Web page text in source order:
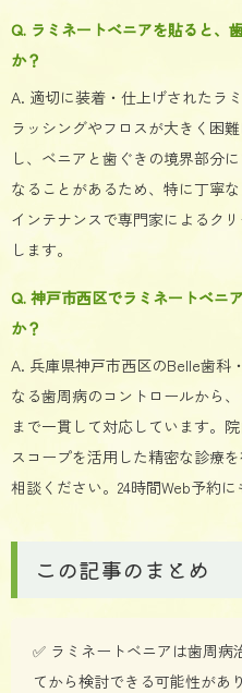
Q. ラミネートベニアを貼ると、
か？
A. 適切に装着・仕上げされたラ
ラッシングやフロスが大きく困
し、ベニアと歯ぐきの境界部分
なることがあるため、特に丁寧
インテナンスで専門家によるク
します。
Q. 神戸市西区でラミネートベニ
か？
A. 兵庫県神戸市西区のBelle歯科
なる歯周病のコントロールから
まで一貫して対応しています。
スコープを活用した精密な診療
相談ください。24時間Web予約に
この記事のまとめ
✅ ラミネートベニアは歯周病
てから検討できる可能性があ